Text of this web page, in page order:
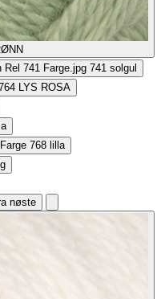
741 solgul
LYS ROSA
768 lilla
nøste